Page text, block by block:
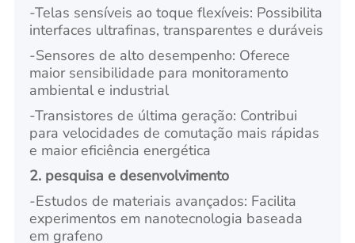
-Telas sensíveis ao toque flexíveis: Possibilita
interfaces ultrafinas, transparentes e duráveis
-Sensores de alto desempenho: Oferece
maior sensibilidade para monitoramento
ambiental e industrial
-Transistores de última geração: Contribui
para velocidades de comutação mais rápidas
e maior eficiência energética
2. pesquisa e desenvolvimento
-Estudos de materiais avançados: Facilita
experimentos em nanotecnologia baseada
em grafeno